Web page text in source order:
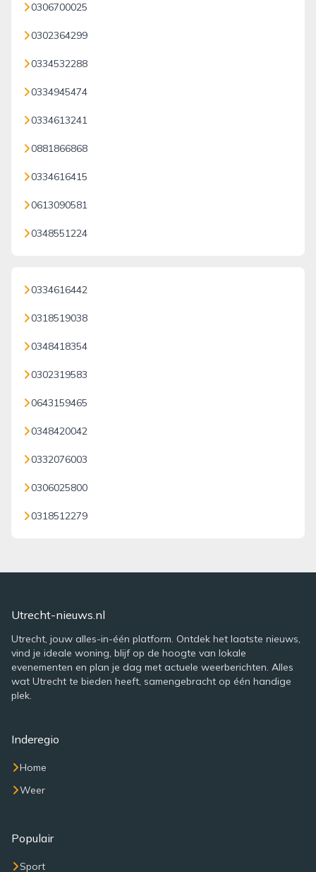
0306700025
0302364299
0334532288
0334945474
0334613241
0881866868
0334616415
0613090581
0348551224
0334616442
0318519038
0348418354
0302319583
0643159465
0348420042
0332076003
0306025800
0318512279
Utrecht-nieuws.nl
Utrecht, jouw alles-in-één platform. Ontdek het laatste nieuws,
vind je ideale woning, blijf op de hoogte van lokale
evenementen en plan je dag met actuele weerberichten. Alles
wat Utrecht te bieden heeft, samengebracht op één handige
plek.
Inderegio
Home
Weer
Populair
Sport